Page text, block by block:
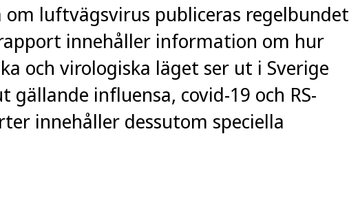
om luftvägsvirus publiceras regelbundet
innehåller information om hur
och virologiska läget ser ut i Sverige
gällande influensa, covid-19 och RS-
innehåller dessutom speciella